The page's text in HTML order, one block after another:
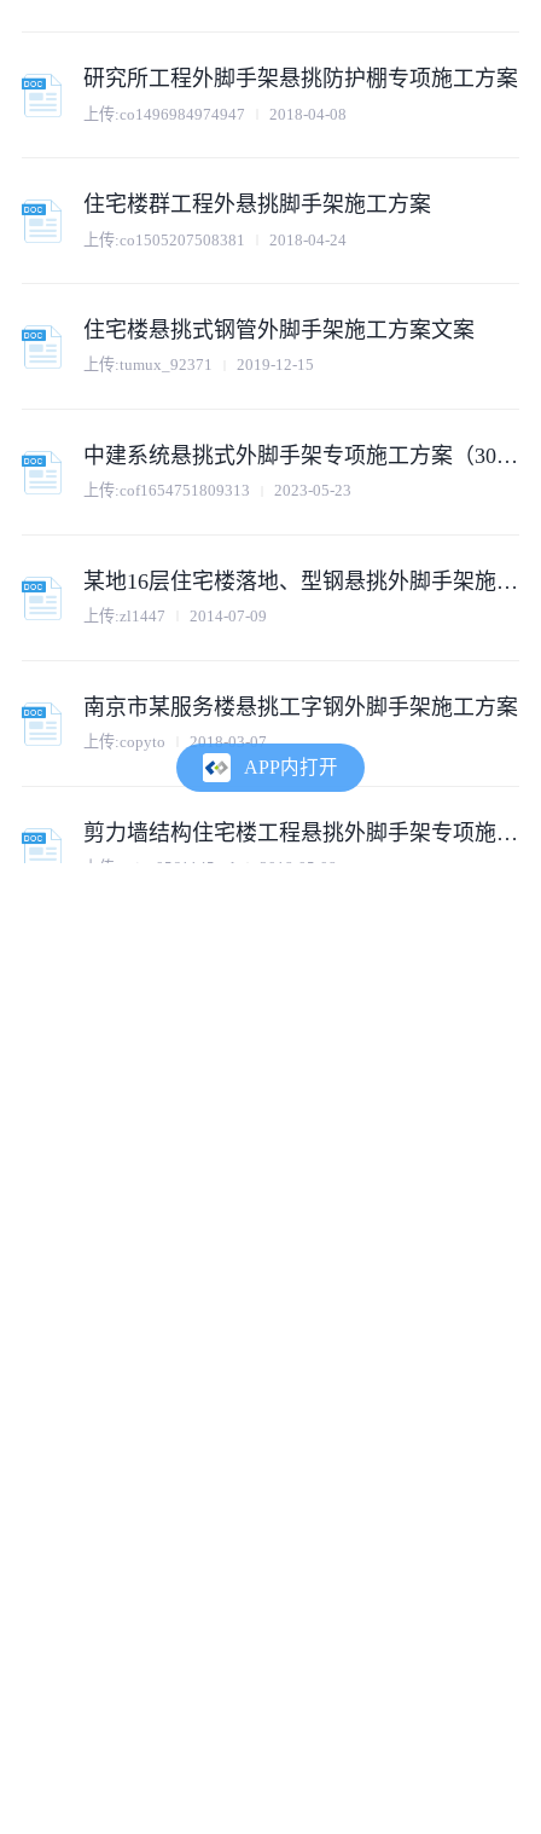
研究所工程外脚手架悬挑防护棚专项施工方案
上传:co1496984974947 2018-04-08
住宅楼群工程外悬挑脚手架施工方案
上传:co1505207508381 2018-04-24
住宅楼悬挑式钢管外脚手架施工方案文案
上传:tumux_92371 2019-12-15
中建系统悬挑式外脚手架专项施工方案（30P）.doc
上传:cof1654751809313 2023-05-23
某地16层住宅楼落地、型钢悬挑外脚手架施工方案
上传:zl1447 2014-07-09
南京市某服务楼悬挑工字钢外脚手架施工方案
上传:copyto 2018-03-07
剪力墙结构住宅楼工程悬挑外脚手架专项施工方案
上传: cojz_0561145_zl 2018-05-08
APP内打开